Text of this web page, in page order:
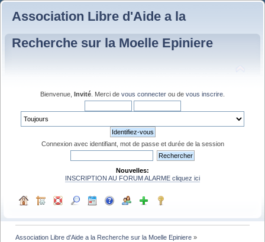
Association Libre d'Aide a la
Recherche sur la Moelle Epiniere
Bienvenue, Invité . Merci de vous connecter ou de vous inscrire
Connexion avec identifiant, mot de passe et durée de la session
Nouvelles:
INSCRIPTION AU FORUM ALARME cliquez ici
Association Libre d'Aide a la Recherche sur la Moelle Epiniere »